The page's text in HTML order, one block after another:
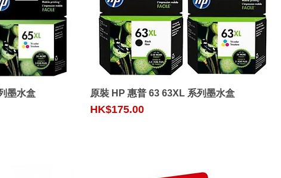
墨水盒 Quick View
原裝 HP 惠普 63 63XL 系列墨水盒
Price
HK$175.00